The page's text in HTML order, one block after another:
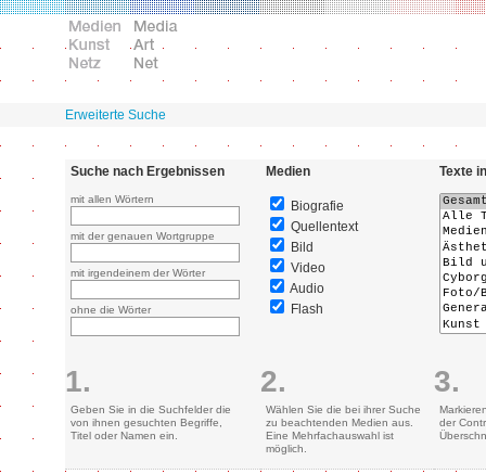
Erweiterte Suche
Suche nach Ergebnissen
mit allen Wörtern
mit der genauen Wortgruppe
mit irgendeinem der Wörter
ohne die Wörter
1.
Geben Sie in die Suchfelder die
von ihnen gesuchten Begriffe,
Titel oder Namen ein.
Medien
Biografie
Quellentext
Bild
Video
Audio
Flash
2.
Wählen Sie die bei ihrer Suche
zu beachtenden Medien aus.
Eine Mehrfachauswahl ist
möglich.
Texte in
3.
der